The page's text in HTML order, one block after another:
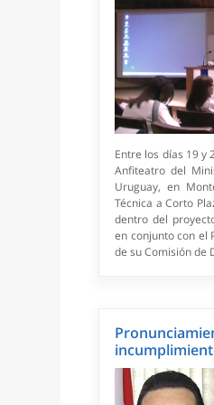
Entre los días 19 y
Anfiteatro del
Uruguay, en
Técnica a Corto
dentro del
en conjunto con el
de su Comisión de